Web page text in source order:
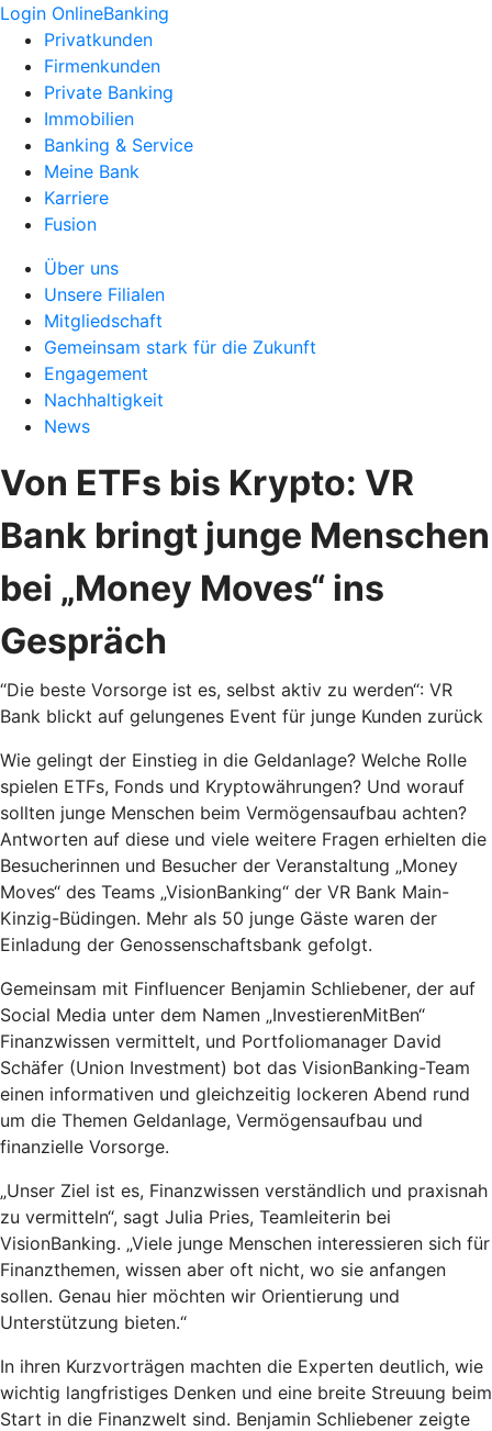
Login OnlineBanking
Privatkunden
Firmenkunden
Private Banking
Immobilien
Banking & Service
Meine Bank
Karriere
Fusion
Über uns
Unsere Filialen
Mitgliedschaft
Gemeinsam stark für die Zukunft
Engagement
Nachhaltigkeit
News
Von ETFs bis Krypto: VR
Bank bringt junge Menschen
bei „Money Moves“ ins
Gespräch
“Die beste Vorsorge ist es, selbst aktiv zu werden“: VR
Bank blickt auf gelungenes Event für junge Kunden zurück
Wie gelingt der Einstieg in die Geldanlage? Welche Rolle
spielen ETFs, Fonds und Kryptowährungen? Und worauf
sollten junge Menschen beim Vermögensaufbau achten?
Antworten auf diese und viele weitere Fragen erhielten die
Besucherinnen und Besucher der Veranstaltung „Money
Moves“ des Teams „VisionBanking“ der VR Bank Main-
Kinzig-Büdingen. Mehr als 50 junge Gäste waren der
Einladung der Genossenschaftsbank gefolgt.
Gemeinsam mit Finfluencer Benjamin Schliebener, der auf
Social Media unter dem Namen „InvestierenMitBen“
Finanzwissen vermittelt, und Portfoliomanager David
Schäfer (Union Investment) bot das VisionBanking-Team
einen informativen und gleichzeitig lockeren Abend rund
um die Themen Geldanlage, Vermögensaufbau und
finanzielle Vorsorge.
„Unser Ziel ist es, Finanzwissen verständlich und praxisnah
zu vermitteln“, sagt Julia Pries, Teamleiterin bei
VisionBanking. „Viele junge Menschen interessieren sich für
Finanzthemen, wissen aber oft nicht, wo sie anfangen
sollen. Genau hier möchten wir Orientierung und
Unterstützung bieten.“
In ihren Kurzvorträgen machten die Experten deutlich, wie
wichtig langfristiges Denken und eine breite Streuung beim
Start in die Finanzwelt sind. Benjamin Schliebener zeigte